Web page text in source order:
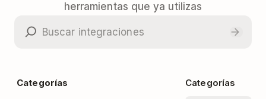
herramientas que ya utilizas
Categorías
Categorías